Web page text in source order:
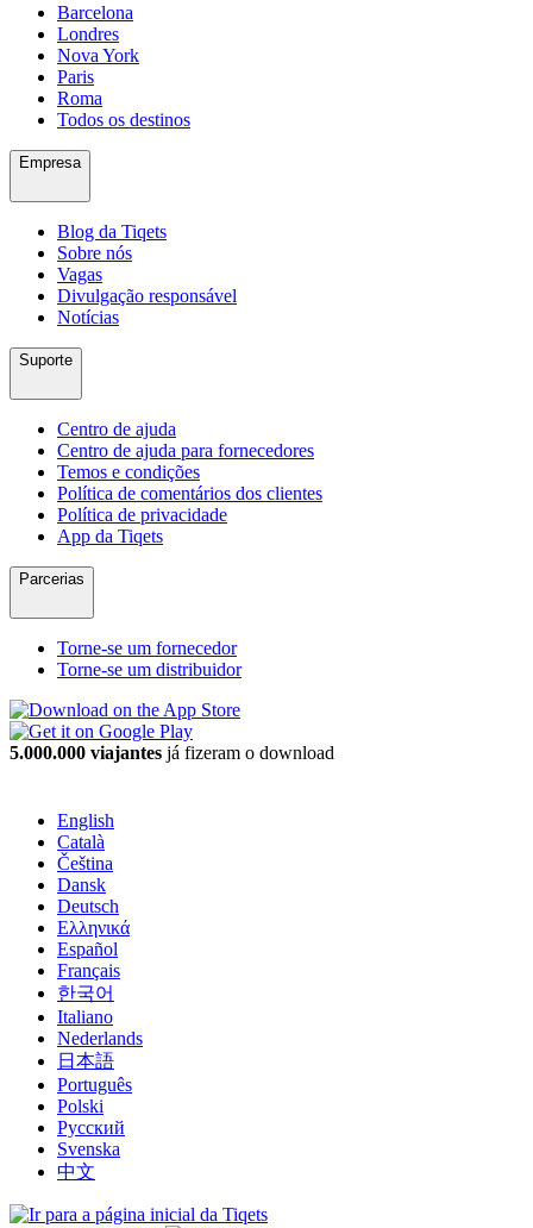
Barcelona
Londres
Nova York
Paris
Roma
Todos os destinos
Empresa
Blog da Tiqets
Sobre nós
Vagas
Divulgação responsável
Notícias
Suporte
Centro de ajuda
Centro de ajuda para fornecedores
Temos e condições
Política de comentários dos clientes
Política de privacidade
App da Tiqets
Parcerias
Torne-se um fornecedor
Torne-se um distribuidor
5.000.000 viajantes já fizeram o download
English
Català
Čeština
Dansk
Deutsch
Ελληνικά
Español
Français
한국어
Italiano
Nederlands
日本語
Português
Polski
Русский
Svenska
中文